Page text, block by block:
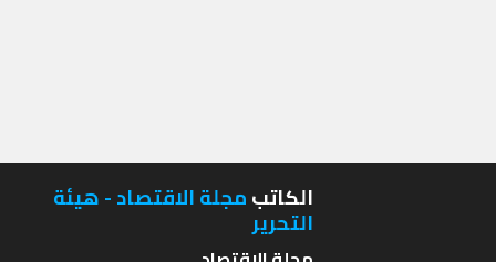
الكاتبمجلة الاقتصاد - هيئة
التحرير